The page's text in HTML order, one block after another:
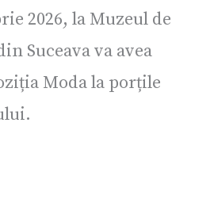
2026, la Muzeul de
Suceava va avea
Moda la porțile